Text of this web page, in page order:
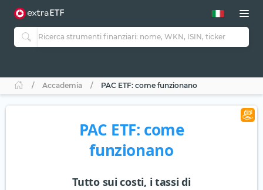
Accademia PAC ETF: come funzionano
PAC ETF: come
funzionano
Tutto sui costi, i tassi di